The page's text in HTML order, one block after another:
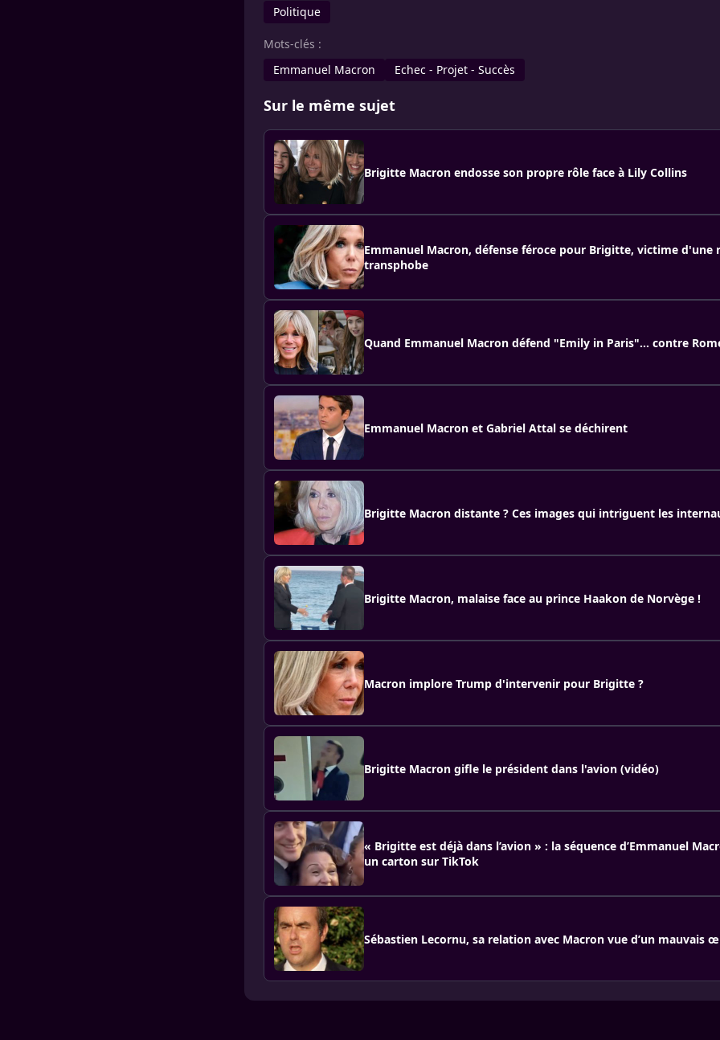
Politique
Mots-clés :
Emmanuel Macron
Echec - Projet - Succès
Sur le même sujet
Brigitte Macron endosse son propre rôle face à Lily Collins
Emmanuel Macron, défense féroce pour Brigitte, victime d'une
transphobe
Quand Emmanuel Macron défend "Emily in Paris"… contre
Emmanuel Macron et Gabriel Attal se déchirent
Brigitte Macron distante ? Ces images qui intriguent les
Brigitte Macron, malaise face au prince Haakon de Norvège !
Macron implore Trump d'intervenir pour Brigitte ?
Brigitte Macron gifle le président dans l'avion (vidéo)
« Brigitte est déjà dans l’avion » : la séquence d’Emmanuel
un carton sur TikTok
Sébastien Lecornu, sa relation avec Macron vue d’un mauvais